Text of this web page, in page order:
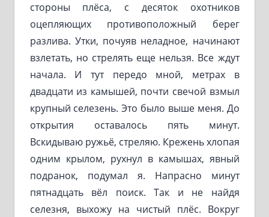
стороны плёса, с десяток охотников
оцепляющих противоположный берег
разлива. Утки, почуяв неладное, начинают
взлетать, но стрелять еще нельзя. Все ждут
начала. И тут передо мной, метрах в
двадцати из камышей, почти свечой взмыл
крупный селезень. Это было выше меня. До
открытия оставалось пять минут.
Вскидываю ружьё, стреляю. Крежень хлопая
одним крылом, рухнул в камышах, явный
подранок, подумал я. Напрасно минут
пятнадцать вёл поиск. Так и не найдя
селезня, выхожу на чистый плёс. Вокруг